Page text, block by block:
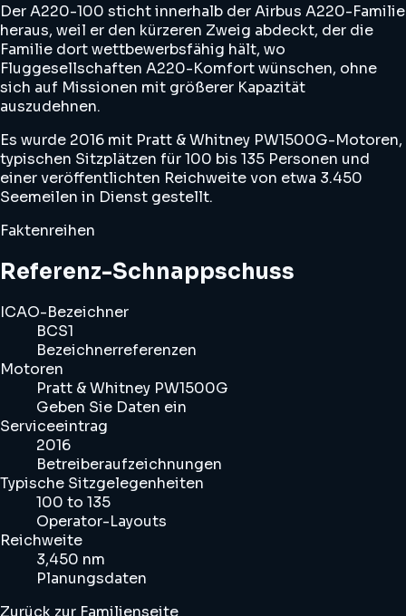
Der A220-100 sticht innerhalb der Airbus A220-Familie
heraus, weil er den kürzeren Zweig abdeckt, der die
Familie dort wettbewerbsfähig hält, wo
Fluggesellschaften A220-Komfort wünschen, ohne
sich auf Missionen mit größerer Kapazität
auszudehnen.
Es wurde 2016 mit Pratt & Whitney PW1500G-Motoren,
typischen Sitzplätzen für 100 bis 135 Personen und
einer veröffentlichten Reichweite von etwa 3.450
Seemeilen in Dienst gestellt.
Faktenreihen
Referenz-Schnappschuss
ICAO-Bezeichner
BCS1
Bezeichnerreferenzen
Motoren
Pratt & Whitney PW1500G
Geben Sie Daten ein
Serviceeintrag
2016
Betreiberaufzeichnungen
Typische Sitzgelegenheiten
100 to 135
Operator-Layouts
Reichweite
3,450 nm
Planungsdaten